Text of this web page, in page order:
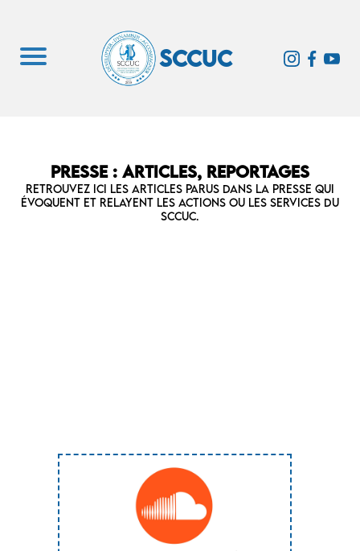
SCCUC
PRESSE : ARTICLES, REPORTAGES
Retrouvez ici les articles parus dans la presse qui
évoquent et relayent les actions ou les services du
SCCUC.